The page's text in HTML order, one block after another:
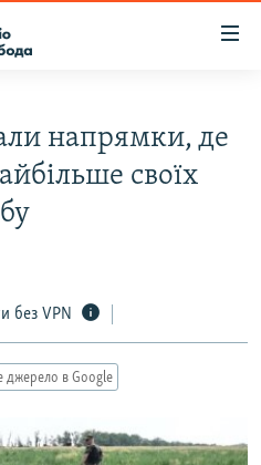
напрямки, де
своїх
без VPN
джерело в Google